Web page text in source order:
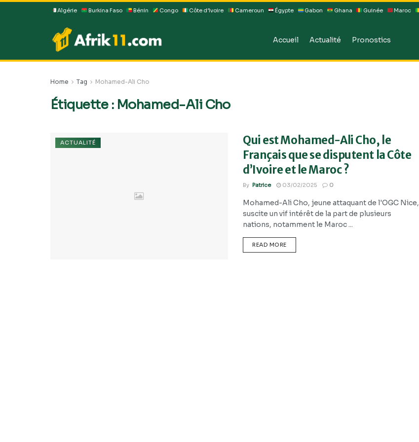
Algérie Burkina Faso Bénin Congo Côte d’Ivoire Cameroun Égypte Gabon Ghana Guinée Maroc
Accueil Actualité Pronostics
Home Tag Mohamed-Ali Cho
Étiquette : Mohamed-Ali Cho
ACTUALITÉ
Qui est Mohamed-Ali Cho, le
Français que se disputent la Côte
d’Ivoire et le Maroc ?
By Patrice 03/02/2025 0
Mohamed-Ali Cho, jeune attaquant de l'OGC Nice,
suscite un vif intérêt de la part de plusieurs
nations, notamment le Maroc ...
READ MORE